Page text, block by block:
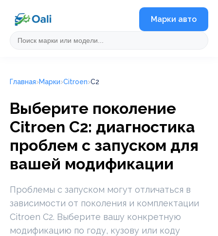
Марки авто
Главная Марки Citroen C2
Выберите поколение
Citroen C2: диагностика
проблем с запуском для
вашей модификации
Проблемы с запуском могут отличаться в
зависимости от поколения и комплектации
Citroen C2. Выберите вашу конкретную
модификацию по году, кузову или коду